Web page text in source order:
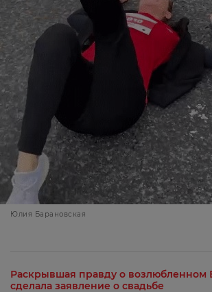
Юлия Барановская
Раскрывшая правду о возлюбленном
сделала заявление о свадьбе